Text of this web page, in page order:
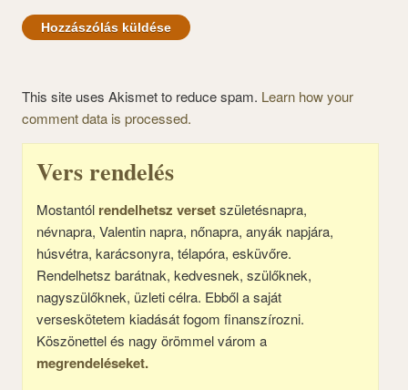
This site uses Akismet to reduce spam. Learn how your
comment data is processed.
Vers rendelés
Mostantól rendelhetsz versetszületésnapra,
névnapra, Valentin napra, nőnapra, anyák napjára,
húsvétra, karácsonyra, télapóra, esküvőre.
Rendelhetsz barátnak, kedvesnek, szülőknek,
nagyszülőknek, üzleti célra. Ebből a saját
verseskötetem kiadását fogom finanszírozni.
Köszönettel és nagy örömmel várom a
megrendeléseket.